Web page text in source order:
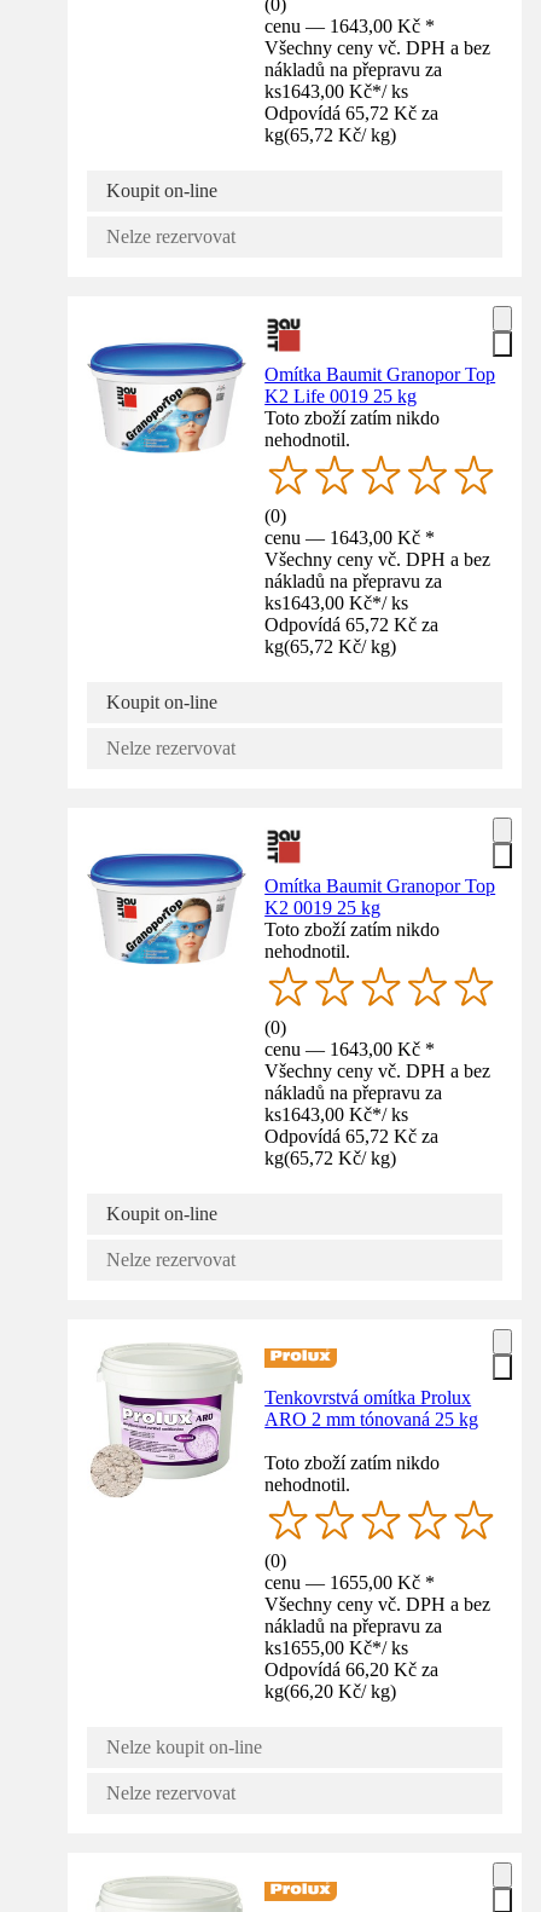
(0)
cenu — 1643,00 Kč *
Všechny ceny vč. DPH a bez
nákladů na přepravu za
ks1643,00 Kč*/ ks
Odpovídá 65,72 Kč za
kg(65,72 Kč/ kg)
Koupit on-line
Nelze rezervovat
Omítka Baumit Granopor Top
K2 Life 0019 25 kg
Toto zboží zatím nikdo
nehodnotil.
(0)
cenu — 1643,00 Kč *
Všechny ceny vč. DPH a bez
nákladů na přepravu za
ks1643,00 Kč*/ ks
Odpovídá 65,72 Kč za
kg(65,72 Kč/ kg)
Koupit on-line
Nelze rezervovat
Omítka Baumit Granopor Top
K2 0019 25 kg
Toto zboží zatím nikdo
nehodnotil.
(0)
cenu — 1643,00 Kč *
Všechny ceny vč. DPH a bez
nákladů na přepravu za
ks1643,00 Kč*/ ks
Odpovídá 65,72 Kč za
kg(65,72 Kč/ kg)
Koupit on-line
Nelze rezervovat
Tenkovrstvá omítka Prolux
ARO 2 mm tónovaná 25 kg
Toto zboží zatím nikdo
nehodnotil.
(0)
cenu — 1655,00 Kč *
Všechny ceny vč. DPH a bez
nákladů na přepravu za
ks1655,00 Kč*/ ks
Odpovídá 66,20 Kč za
kg(66,20 Kč/ kg)
Nelze koupit on-line
Nelze rezervovat